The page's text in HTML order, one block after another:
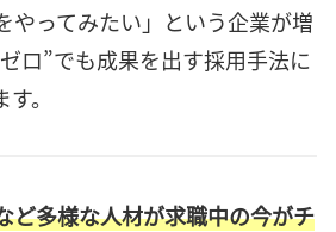
やってみたい」という企業が増
ロ”でも成果を出す採用手法に
。
ど多様な人材が求職中の今がチ